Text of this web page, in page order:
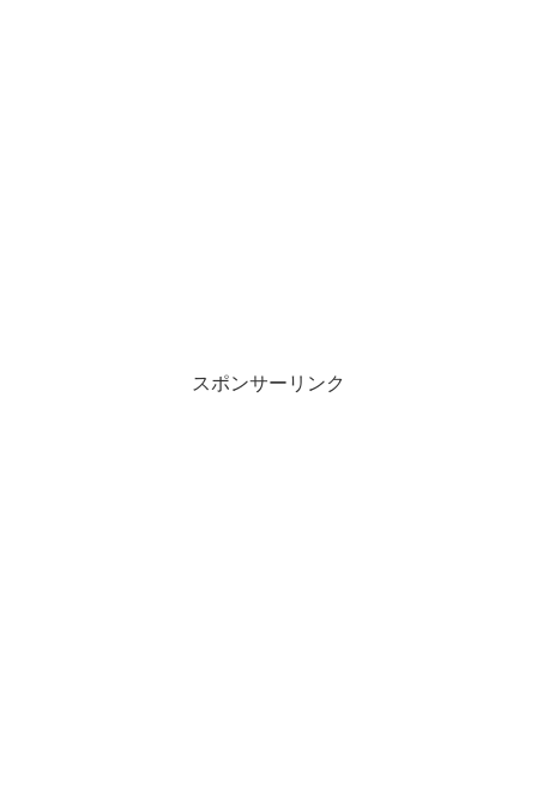
スポンサーリンク